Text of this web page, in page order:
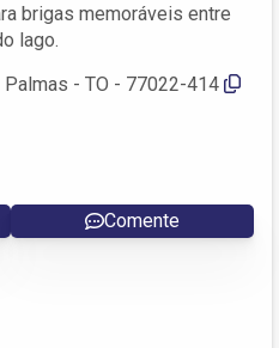
brigas memoráveis entre
lago.
- TO - 77022-414
Comente